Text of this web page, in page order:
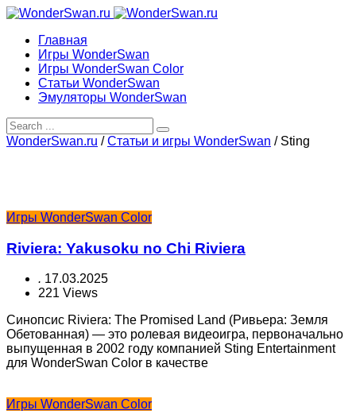
Главная
Игры WonderSwan
Игры WonderSwan Color
Статьи WonderSwan
Эмуляторы WonderSwan
WonderSwan.ru /Статьи и игры WonderSwan / Sting
Игры WonderSwan Color
Riviera: Yakusoku no Chi Riviera
. 17.03.2025
221 Views
Синопсис Riviera: The Promised Land (Ривьера: Земля
Обетованная) — это ролевая видеоигра, первоначально
выпущенная в 2002 году компанией Sting Entertainment
для WonderSwan Color в качестве
Игры WonderSwan Color